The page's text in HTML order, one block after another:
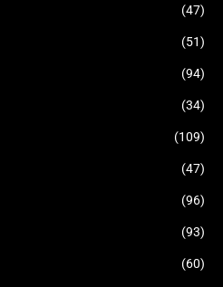
(47)
(51)
(94)
(34)
(109)
(47)
(96)
(93)
(60)